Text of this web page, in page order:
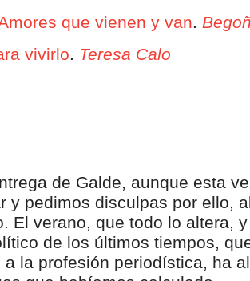
que vienen y van.
vivirlo. Teresa Calo
de Galde, aunque esta
y pedimos disculpas por ello,
El verano, que todo lo altera,
de los últimos tiempos,
a la profesión periodística, ha